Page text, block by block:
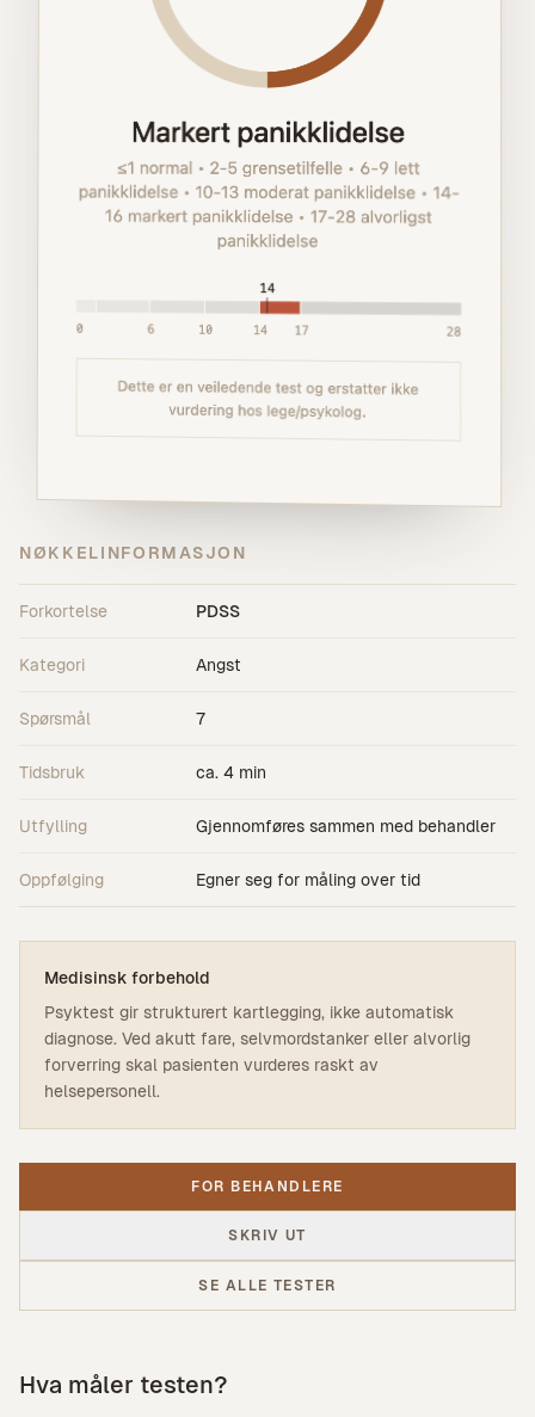
Hva måler testen?
NØKKELINFORMASJON
Forkortelse PDSS
Kategori Angst
Spørsmål 7
Tidsbruk ca. 4 min
Utfylling Gjennomføres sammen med behandler
Oppfølging Egner seg for måling over tid
Medisinsk forbehold
Psyktest gir strukturert kartlegging, ikke automatisk
diagnose. Ved akutt fare, selvmordstanker eller alvorlig
forverring skal pasienten vurderes raskt av
helsepersonell.
FOR BEHANDLERE
SKRIV UT
SE ALLE TESTER